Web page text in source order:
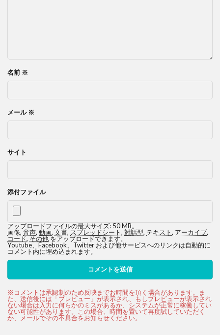
名前 ※
メール ※
サイト
添付ファイル
アップロードファイルの最大サイズ: 50 MB。
画像, 音声, 動画, 文書, スプレッドシート, 対話型, テキスト, アーカイブ,
コード,その他をアップロードできます。
Youtube、Facebook、Twitter および他サービスへのリンクは自動的に
コメント内に埋め込まれます。